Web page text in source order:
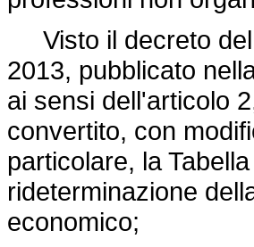
Visto il decreto del
2013, pubblicato
ai sensi dell'articolo
convertito, con
particolare, la
rideterminazione
economico;